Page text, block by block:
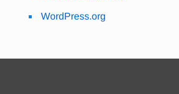
WordPress.org